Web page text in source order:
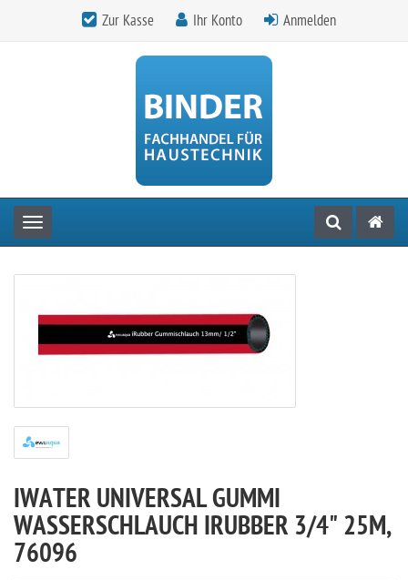
Zur Kasse Ihr Konto Anmelden
Toggle navigation
IWATER UNIVERSAL GUMMI
WASSERSCHLAUCH IRUBBER 3/4" 25M,
76096